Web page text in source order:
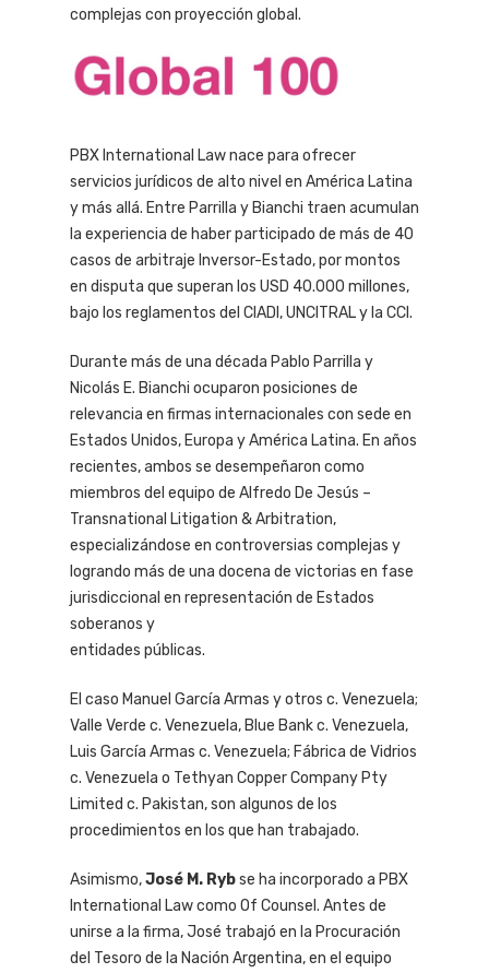
complejas con proyección global.
PBX International Law nace para ofrecer
servicios jurídicos de alto nivel en América Latina
y más allá. Entre Parrilla y Bianchi traen acumulan
la experiencia de haber participado de más de 40
casos de arbitraje Inversor-Estado, por montos
en disputa que superan los USD 40.000 millones,
bajo los reglamentos del CIADI, UNCITRAL y la CCI.
Durante más de una década Pablo Parrilla y
Nicolás E. Bianchi ocuparon posiciones de
relevancia en firmas internacionales con sede en
Estados Unidos, Europa y América Latina. En años
recientes, ambos se desempeñaron como
miembros del equipo de Alfredo De Jesús –
Transnational Litigation & Arbitration,
especializándose en controversias complejas y
logrando más de una docena de victorias en fase
jurisdiccional en representación de Estados
soberanos y
entidades públicas.
El caso Manuel García Armas y otros c. Venezuela;
Valle Verde c. Venezuela, Blue Bank c. Venezuela,
Luis García Armas c. Venezuela; Fábrica de Vidrios
c. Venezuela o Tethyan Copper Company Pty
Limited c. Pakistan, son algunos de los
procedimientos en los que han trabajado.
Asimismo,José M. Rybse ha incorporado a PBX
International Law como Of Counsel. Antes de
unirse a la firma, José trabajó en la Procuración
del Tesoro de la Nación Argentina, en el equipo